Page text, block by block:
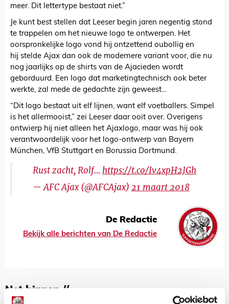
meer. Dit lettertype bestaat niet.”
Je kunt best stellen dat Leeser begin jaren negentig stond
te trappelen om het nieuwe logo te ontwerpen. Het
oorspronkelijke logo vond hij ontzettend oubollig en
hij stelde Ajax dan ook de modernere variant voor, die nu
nog jaarlijks op de shirts van de Ajacieden wordt
geborduurd. Een logo dat marketingtechnisch ook beter
werkte, zal mede de gedachte zijn geweest...
“Dit logo bestaat uit elf lijnen, want elf voetballers. Simpel
is het allermooist,” zei Leeser daar ooit over. Overigens
ontwierp hij niet alleen het Ajaxlogo, maar was hij ook
verantwoordelijk voor het logo-ontwerp van Bayern
München, VfB Stuttgart en Borussia Dortmund.
Rust zacht, Rolf... https://t.co/Iv4xpH2JGh
— AFC Ajax (@AFCAjax) 21 maart 2018
De Redactie
Bekijk alle berichten van De Redactie
Net binnen //